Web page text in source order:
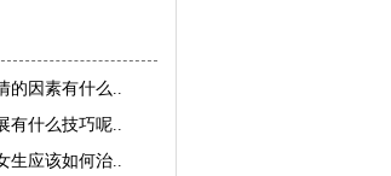
的因素有什么..
有什么技巧呢..
生应该如何治..